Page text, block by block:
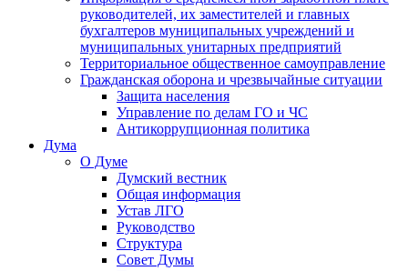
руководителей, их заместителей и главных
бухгалтеров муниципальных учреждений и
муниципальных унитарных предприятий
Территориальное общественное самоуправление
Гражданская оборона и чрезвычайные ситуации
Защита населения
Управление по делам ГО и ЧС
Антикоррупционная политика
Дума
О Думе
Думский вестник
Общая информация
Устав ЛГО
Руководство
Структура
Совет Думы